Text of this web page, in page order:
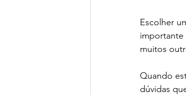
Green Book School |
Escolher
importante
muitos
Quando
dúvidas